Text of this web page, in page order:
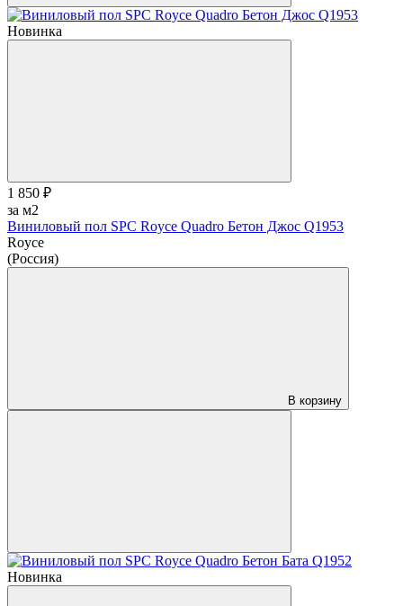
Новинка
1 850 ₽
за м2
Виниловый пол SPC Royce Quadro Бетон Джос Q1953
Royce
(Россия)
В корзину
Новинка